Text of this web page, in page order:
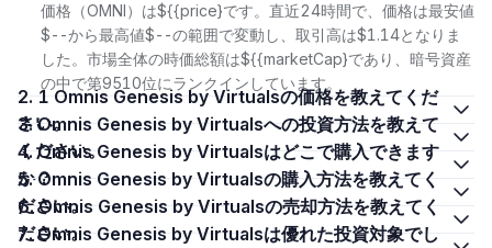
価格（OMNI）は${{price}です。直近24時間で、価格は最安値
$--から最高値$--の範囲で変動し、取引高は$1.14となりま
した。市場全体の時価総額は${{marketCap}であり、暗号資産
の中で第9510位にランクインしています。
2. 1 Omnis Genesis by Virtualsの価格を教えてくだ
さい。
3. Omnis Genesis by Virtualsへの投資方法を教えて
ください。
4. Omnis Genesis by Virtualsはどこで購入できます
か？
5. Omnis Genesis by Virtualsの購入方法を教えてく
ださい。
6. Omnis Genesis by Virtualsの売却方法を教えてく
ださい。
7. Omnis Genesis by Virtualsは優れた投資対象でし